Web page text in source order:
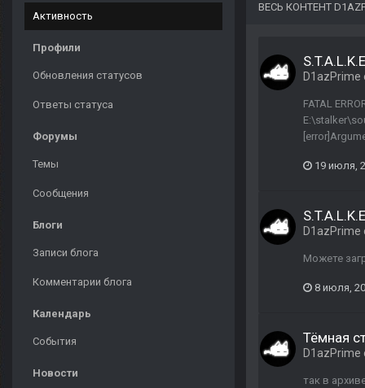
Активность
Профили
Обновления статусов
Ответы статуса
Форумы
Темы
Сообщения
Блоги
Записи блога
Комментарии блога
Календарь
События
Новости
ВЕСЬ КОНТЕНТ
D1azPrime
FATAL
19 июля,
D1azPrime
Можете
8 июля,
Тёмная
D1azPrime
так в